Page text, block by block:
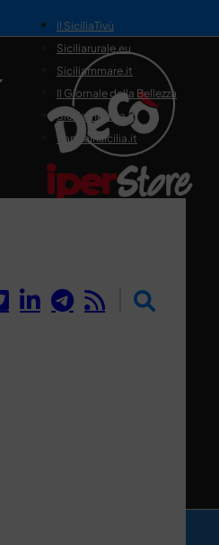
il SiciliaTivù
Siciliarurale.eu
Siciliammare.it
Il Giornale della Bellezza
Siciliamedica.it
Sanitainsicilia.it